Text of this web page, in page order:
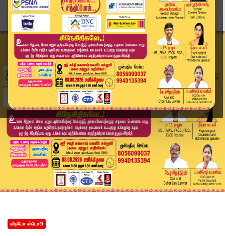
Home
வீடியோ ஸ்டோரி
🔴Live: "அதிமுகவும் தவெகவும் ஒன்றுதான்" - அமைச்...
வீடியோ ஸ்டோரி